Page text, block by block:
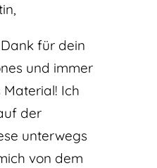
für dein
und immer
Ich
der
unterwegs
von dem